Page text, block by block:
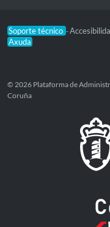
Soporte técnico -
Axuda
© 2026 Plataforma de
Coruña